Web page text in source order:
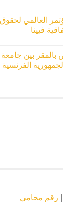
العالمي لحقوق
فيينا
بين جامعة
الفرنسية
رقم محامي